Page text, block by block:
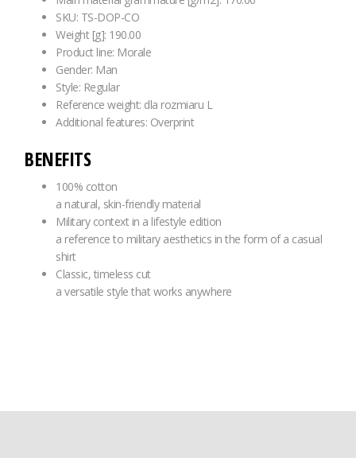
SKU: TS-DOP-CO
Weight [g]: 190.00
Product line: Morale
Gender: Man
Style: Regular
Reference weight: dla rozmiaru L
Additional features: Overprint
BENEFITS
100% cotton
a natural, skin-friendly material
Military context in a lifestyle edition
a reference to military aesthetics in the form of a casual
shirt
Classic, timeless cut
a versatile style that works anywhere